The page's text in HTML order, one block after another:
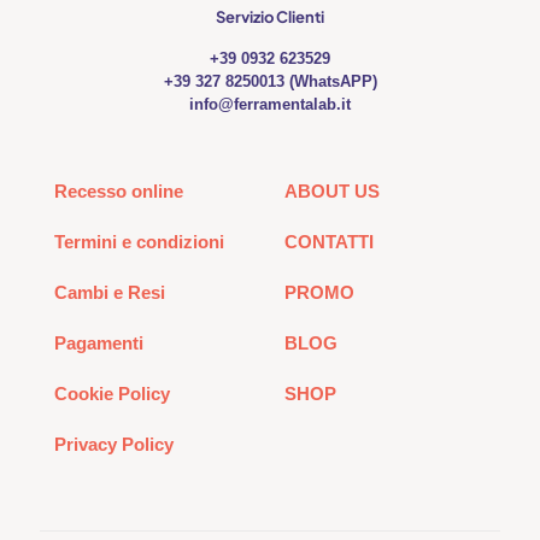
Servizio Clienti
+39 0932 623529
+39 327 8250013 (WhatsAPP)
info@ferramentalab.it
Recesso online
Termini e condizioni
Cambi e Resi
Pagamenti
Cookie Policy
Privacy Policy
ABOUT US
CONTATTI
PROMO
BLOG
SHOP